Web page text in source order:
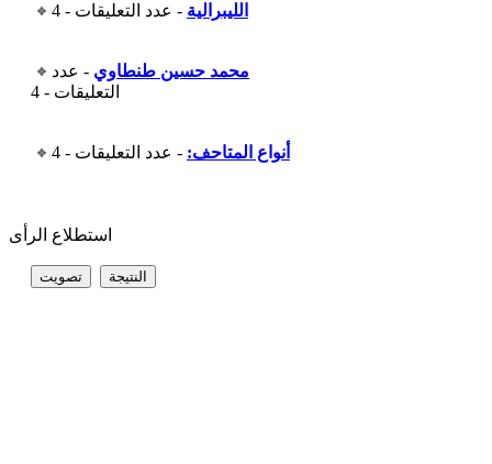
الليبرالية - عدد التعليقات - 4
محمد حسين طنطاوي - عدد
التعليقات - 4
أنواع المتاحف: - عدد التعليقات - 4
استطلاع الرأى